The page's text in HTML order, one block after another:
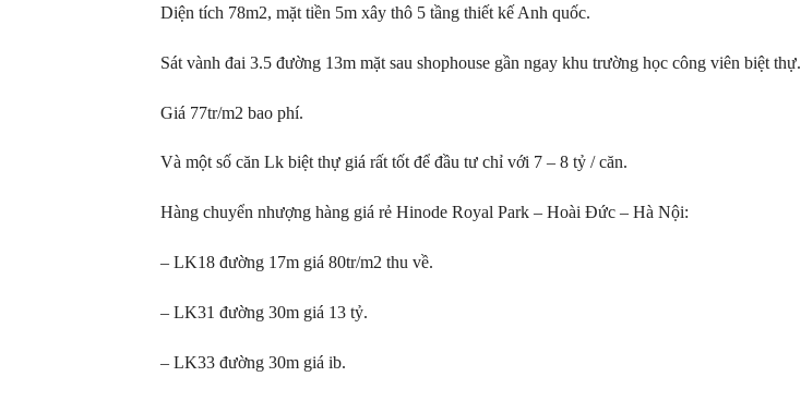
Diện tích 78m2, mặt tiền 5m xây thô 5 tầng thiết kế Anh quốc.
Sát vành đai 3.5 đường 13m mặt sau shophouse gần ngay khu trường học công viên biệt thự.
Giá 77tr/m2 bao phí.
Và một số căn Lk biệt thự giá rất tốt để đầu tư chỉ với 7 – 8 tỷ / căn.
Hàng chuyển nhượng hàng giá rẻ Hinode Royal Park – Hoài Đức – Hà Nội:
– LK18 đường 17m giá 80tr/m2 thu về.
– LK31 đường 30m giá 13 tỷ.
– LK33 đường 30m giá ib.